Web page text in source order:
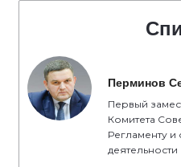
Перминов
Первый
Комитета
Регламенту
деятельности